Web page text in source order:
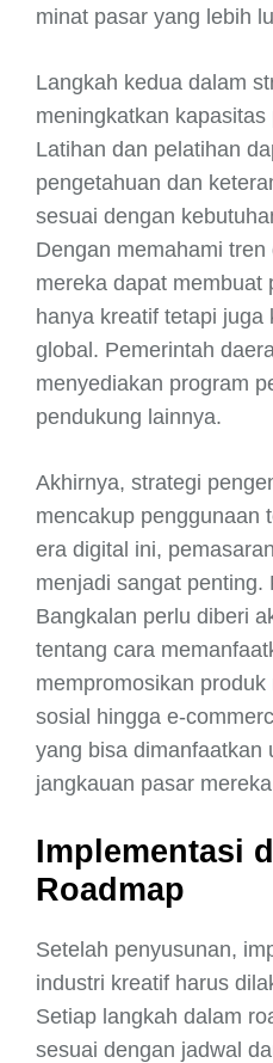
minat pasar yang lebih
Langkah kedua dalam
meningkatkan
Latihan dan pelatihan
pengetahuan dan
sesuai dengan
Dengan memahami
mereka dapat membuat
hanya kreatif tetapi juga
global. Pemerintah
menyediakan program
pendukung lainnya.
Akhirnya, strategi
mencakup penggunaan
era digital ini,
menjadi sangat penting.
Bangkalan perlu diberi
tentang cara
mempromosikan
sosial hingga e-
yang bisa dimanfaatkan
jangkauan pasar
Implementasi
Roadmap
Setelah penyusunan,
industri kreatif harus
Setiap langkah dalam
sesuai dengan jadwal